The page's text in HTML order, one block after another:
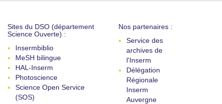
Sites du DSO (département
Science Ouverte) :
Insermbiblio
MeSH bilingue
HAL-Inserm
Photoscience
Science Open Service
(SOS)
Nos partenaires :
Service des
archives de
l'Inserm
Délégation
Régionale
Inserm
Auvergne